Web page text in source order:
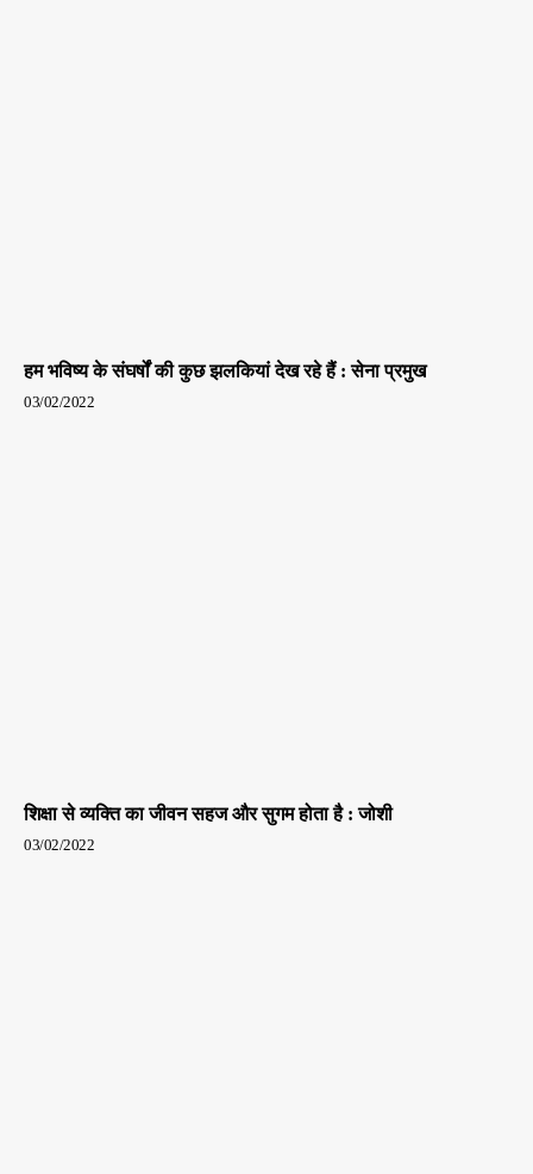
हम भविष्य के संघर्षों की कुछ झलकियां देख रहे हैं : सेना प्रमुख
03/02/2022
शिक्षा से व्यक्ति का जीवन सहज और सुगम होता है : जोशी
03/02/2022